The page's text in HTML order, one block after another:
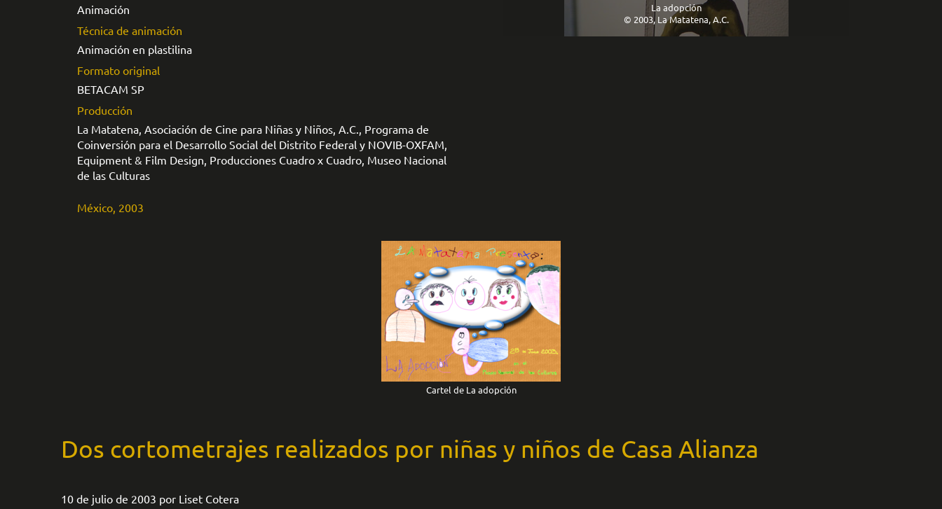
Animación
Técnica de animación
Animación en plastilina
Formato original
BETACAM SP
Producción
La Matatena, Asociación de Cine para Niñas y Niños, A.C., Programa de
Coinversión para el Desarrollo Social del Distrito Federal y NOVIB-OXFAM,
Equipment & Film Design, Producciones Cuadro x Cuadro, Museo Nacional
de las Culturas
México, 2003
La adopción
© 2003, La Matatena, A.C.
Cartel de La adopción
Dos cortometrajes realizados por niñas y niños de Casa Alianza
10 de julio de 2003 por Liset Cotera